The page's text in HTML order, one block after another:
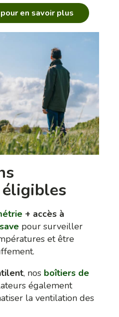
en savoir plus
éligibles
+ accès à
pour surveiller
et être
, nos boîtiers de
également
la ventilation des